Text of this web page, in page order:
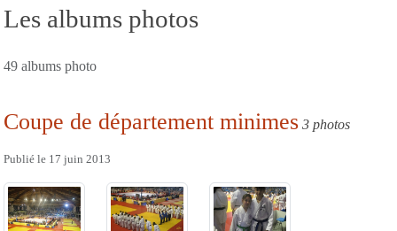
Les albums photos
49 albums photo
Coupe de département minimes 3 photos
Publié le 17 juin 2013